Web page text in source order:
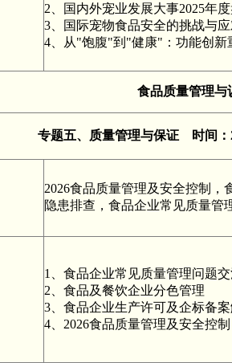
2、国内外宠业发展大事2025年
3、国际宠物食品安全的挑战与
4、从"饱腹"到"健康"：功能创新
食品质量管理与
专题五、质量管理与保证 时间：
2026食品质量管理及安全控制
隐患排查，食品企业常见质量管
1、食品企业常见质量管理问题
2、食品及餐饮企业分色管理
3、食品企业生产许可及企标备
4、2026食品质量管理及安全控制